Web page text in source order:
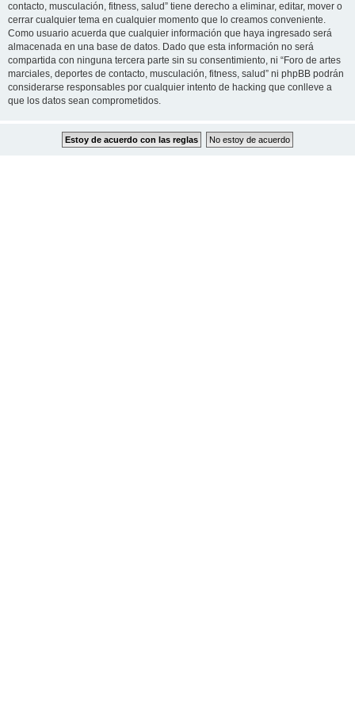
contacto, musculación, fitness, salud” tiene derecho a eliminar, editar, mover o
cerrar cualquier tema en cualquier momento que lo creamos conveniente.
Como usuario acuerda que cualquier información que haya ingresado será
almacenada en una base de datos. Dado que esta información no será
compartida con ninguna tercera parte sin su consentimiento, ni “Foro de artes
marciales, deportes de contacto, musculación, fitness, salud” ni phpBB podrán
considerarse responsables por cualquier intento de hacking que conlleve a
que los datos sean comprometidos.